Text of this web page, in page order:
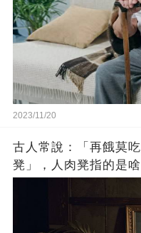
2023/11/20
古人常說：「再餓莫
凳」，人肉凳指的是啥